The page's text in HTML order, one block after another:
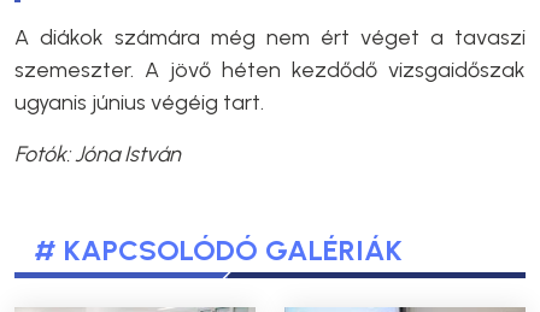
A diákok számára még nem ért véget a tavaszi
szemeszter. A jövő héten kezdődő vizsgaidőszak
ugyanis június végéig tart.
Fotók: Jóna István
# KAPCSOLÓDÓ GALÉRIÁK